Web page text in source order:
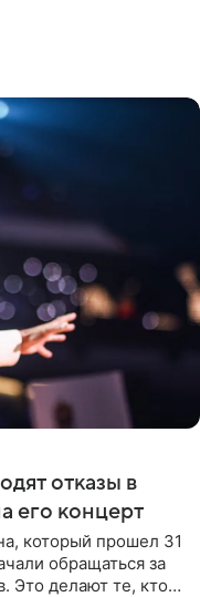
отказы в
его концерт
который прошел 31
обращаться за
Это делают те, кто